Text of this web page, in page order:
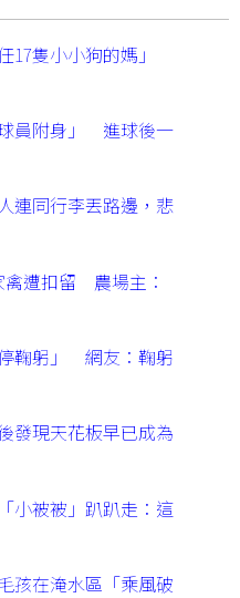
17隻小小狗的媽」
員附身」 進球後一
連同行李丟路邊，悲
禽遭扣留 農場主：
鞠躬」 網友：鞠躬
發現天花板早已成為
小被被」趴趴走：這
孩在淹水區「乘風破